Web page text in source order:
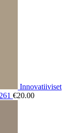
Innovatiiviset
€20.00